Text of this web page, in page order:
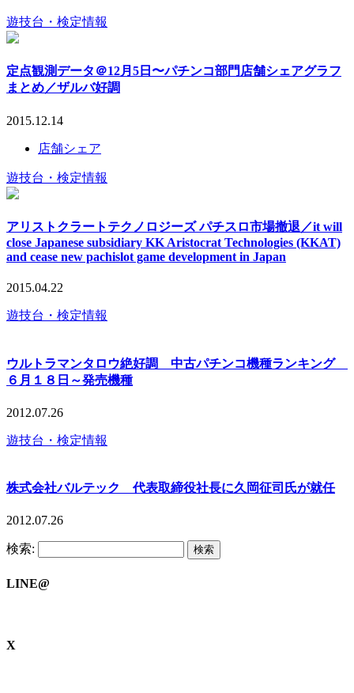
遊技台・検定情報
定点観測データ＠12月5日〜パチンコ部門店舗シェアグラフ
まとめ／ザルバ好調
2015.12.14
店舗シェア
遊技台・検定情報
アリストクラートテクノロジーズ パチスロ市場撤退／it will
close Japanese subsidiary KK Aristocrat Technologies (KKAT)
and cease new pachislot game development in Japan
2015.04.22
遊技台・検定情報
ウルトラマンタロウ絶好調 中古パチンコ機種ランキング
６月１８日～発売機種
2012.07.26
遊技台・検定情報
株式会社バルテック 代表取締役社長に久岡征司氏が就任
2012.07.26
検索:
LINE@
X